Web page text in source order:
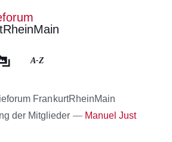
Direkt zum Kopf der
Direkt zum Inhalt
Direkt zum Fuß der
A-Z
FrankurtRheinMain
der Mitglieder
Manuel Just